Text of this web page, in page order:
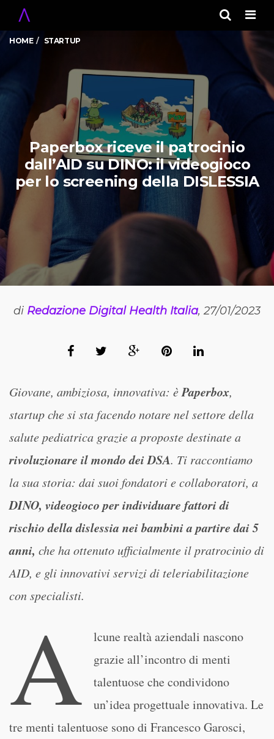
HOME STARTUP
Paperbox riceve il patrocinio
dall’AID su DINO: il videogioco
per lo screening della DISLESSIA
di Redazione Digital Health Italia, 27/01/2023
Giovane, ambiziosa, innovativa: èPaperbox,
startup che si sta facendo notare nel settore della
salute pediatrica grazie a proposte destinate a
rivoluzionare il mondo dei DSA. Ti raccontiamo
la sua storia: dai suoi fondatori e collaboratori, a
DINO, videogioco per individuare fattori di
rischio della dislessia nei bambini a partire dai 5
anni, che ha ottenuto ufficialmente il pratrocinio di
AID, e gli innovativi servizi di teleriabilitazione
con specialisti.
A
lcune realtà aziendali nascono
grazie all’incontro di menti
talentuose che condividono
un’idea progettuale innovativa. Le
tre menti talentuose sono di Francesco Garosci,